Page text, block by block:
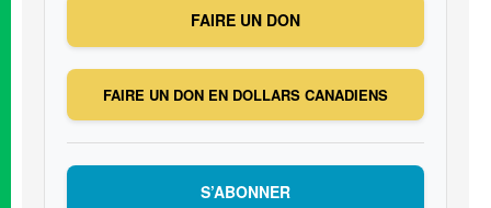
FAIRE UN DON
FAIRE UN DON EN DOLLARS CANADIENS
S’ABONNER